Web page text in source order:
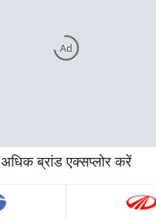
Ad
अधिक ब्रांड एक्सप्लोर करें